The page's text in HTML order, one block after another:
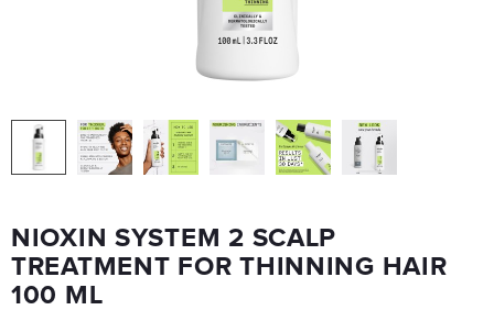
285 kr 242,25 kr
LÄGG I VARUKORGEN
NIOXIN SYSTEM 2 SCALP
TREATMENT FOR THINNING HAIR
100 ML